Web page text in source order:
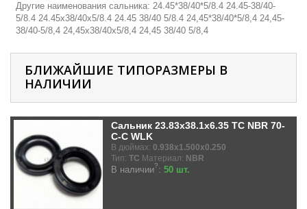
Другие наименования сальника: 24.45*38/40*5/8.4 24.45-38/40-
5/8.4 24.45х38/40х5/8.4 24.45 38/40 5/8.4 24,45*38/40*5/8,4 24,45-
38/40-5/8,4 24,45х38/40х5/8,4 24,45 38/40 5/8,4
БЛИЖАЙШИЕ ТИПОРАЗМЕРЫ В
НАЛИЧИИ
Сальник 23.83x38.1x6.35 TC NBR 70-
C-C WLK
В дюймах: 0.938x1.500x0.250
Тип: TC Материал: NBR
В наличии?: 50 шт.